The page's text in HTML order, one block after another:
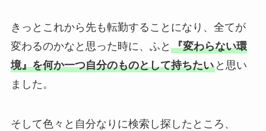
きっとこれから先も転勤することになり、全てが
変わるのかなと思った時に、ふと 『変わらない環
境』を何か一つ自分のものとして持ちたいと思い
ました。
そして色々と自分なりに検索し探したところ、